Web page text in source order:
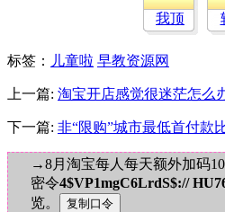
我顶
标签 ： 儿童啦 早教资源网
上一篇: 淘宝开店感觉很迷茫怎么
下一篇: 非“限购”城市最低首付款
→8月淘宝每人每天额外加码
密令4$VP1mgC6LrdS$://
览。